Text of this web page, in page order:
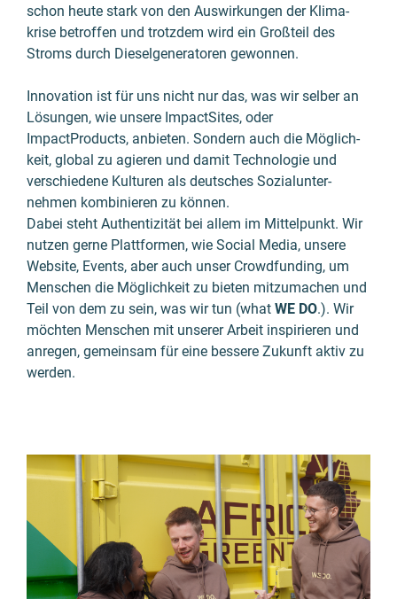
schon heute stark von den Aus­wirkun­gen der Klima­
krise betroffen und trotz­dem wird ein Groß­teil des
Stroms durch Diesel­genera­toren gewonnen.
Innovation ist für uns nicht nur das, was wir selber an
Lösungen, wie unsere ImpactSites, oder
ImpactProducts, anbieten. Sondern auch die Mög­lich­
keit, global zu agieren und damit Techno­lo­gie und
verschie­dene Kulturen als deutsches Sozial­unter­
nehmen kombi­nieren zu können.
Dabei steht Authenti­zität bei allem im Mittel­punkt. Wir
nutzen gerne Platt­formen, wie Social Media, unsere
Website, Events, aber auch unser Crowd­funding, um
Menschen die Möglich­keit zu bieten mitzu­machen und
Teil von dem zu sein, was wir tun (what WE DO.). Wir
möchten Menschen mit unserer Arbeit inspirieren und
anregen, gemeinsam für eine bessere Zukunft aktiv zu
werden.